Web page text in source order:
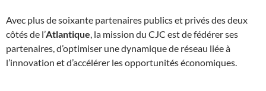
Avec plus de soixante partenaires publics et privés des deux
côtés de l’Atlantique, la mission du CJC est de fédérer ses
partenaires, d’optimiser une dynamique de réseau liée à
l’innovation et d’accélérer les opportunités économiques.